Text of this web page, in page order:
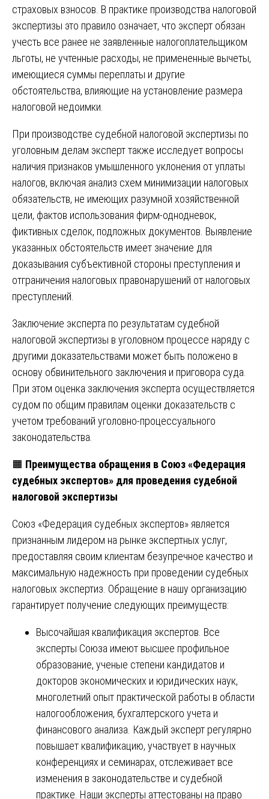
страховых взносов. В практике производства налоговой
экспертизы это правило означает, что эксперт обязан
учесть все ранее не заявленные налогоплательщиком
льготы, не учтенные расходы, не примененные вычеты,
имеющиеся суммы переплаты и другие
обстоятельства, влияющие на установление размера
налоговой недоимки.
При производстве судебной налоговой экспертизы по
уголовным делам эксперт также исследует вопросы
наличия признаков умышленного уклонения от уплаты
налогов, включая анализ схем минимизации налоговых
обязательств, не имеющих разумной хозяйственной
цели, фактов использования фирм-однодневок,
фиктивных сделок, подложных документов. Выявление
указанных обстоятельств имеет значение для
доказывания субъективной стороны преступления и
отграничения налоговых правонарушений от налоговых
преступлений.
Заключение эксперта по результатам судебной
налоговой экспертизы в уголовном процессе наряду с
другими доказательствами может быть положено в
основу обвинительного заключения и приговора суда.
При этом оценка заключения эксперта осуществляется
судом по общим правилам оценки доказательств с
учетом требований уголовно-процессуального
законодательства.
🟧 Преимущества обращения в Союз «Федерация
судебных экспертов» для проведения судебной
налоговой экспертизы
Союз «Федерация судебных экспертов» является
признанным лидером на рынке экспертных услуг,
предоставляя своим клиентам безупречное качество и
максимальную надежность при проведении судебных
налоговых экспертиз. Обращение в нашу организацию
гарантирует получение следующих преимуществ:
Высочайшая квалификация экспертов. Все
эксперты Союза имеют высшее профильное
образование, ученые степени кандидатов и
докторов экономических и юридических наук,
многолетний опыт практической работы в области
налогообложения, бухгалтерского учета и
финансового анализа. Каждый эксперт регулярно
повышает квалификацию, участвует в научных
конференциях и семинарах, отслеживает все
изменения в законодательстве и судебной
практике. Наши эксперты аттестованы на право